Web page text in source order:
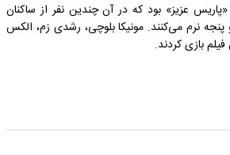
عزیز» بود که در آن چندین نفر از ساکنان
نرم می‌کنند. مونیکا بلوچی، رشدی زم، الکس
بازی کردند.